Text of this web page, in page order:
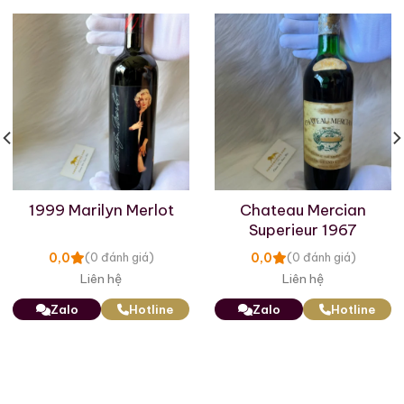
Chateau Suduiraut là một khu vực rộng 200 ha bao
gồm 92 ha vườn nho từ Bordeaux ở vùng Sauternes,
tại thị trấn Preignac trên đất chủ yếu là đất sét pha
cát, tạo ra một loại rượu vang trắng ngọt cổ điển
First cru classé của Sauternes, được nhiều người coi
là một trong những loại Sauternes ngon nhất. Rượu
vang của Château de Suduiraut nằm trong số những
loại Sauternes tuyệt vời nhất. Độ bền của nó là đặc
từ từ vượt lên trên hương thơm mà Agum tìm thấy
trong những năm đầu.
1999 Marilyn Merlot
0,0 (0 đánh giá)
Liên hệ
Zalo Hotline
Chateau Mercian
Superieur 1967
0,0 (0 đánh giá)
Liên hệ
Zalo Hotline